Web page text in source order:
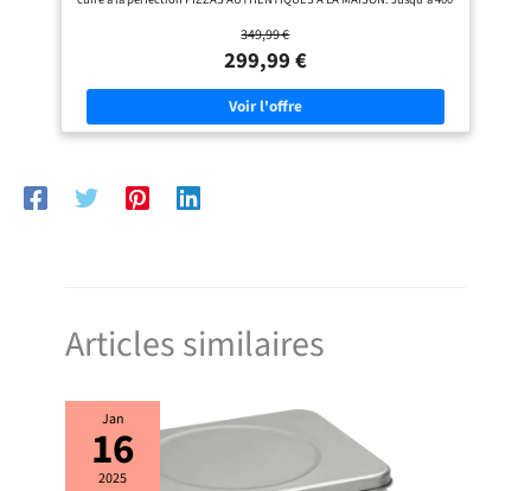
comme au restaurant CUISSON ULTRA RAPIDE: Vos pizzas en moins de
3 minutes pour enchaîner les cuissons et partager de délicieuses pizza
party en famille ou entre amis DES PIZZAS... ET BIEN PLUS: Les 4
niveaux de température (de 250 à 400 °C) permettent une grande variété
de recettes : pizzas du monde, foccacias, pitas, pains, tartes, cookies...
Découvrez toutes les possibilités sur l'application de recettes gratuites
MyTefal PELLE A PIZZA INCLUSE: Pelle à pizza en acier inoxydable
INSTALLATION FACILE: Branchez simplement votre four à l'extérieur et
laissez-le préchauffer pendant 15 min. L'indicateur lumineux vous
349,99 €
299,99 €
Articles similaires
Jan
16
2025